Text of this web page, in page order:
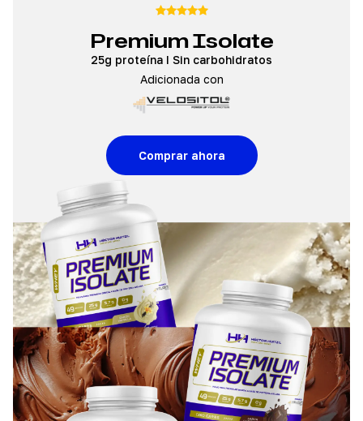
Premium Isolate
25g proteína I Sin carbohidratos
Adicionada con
Comprar ahora